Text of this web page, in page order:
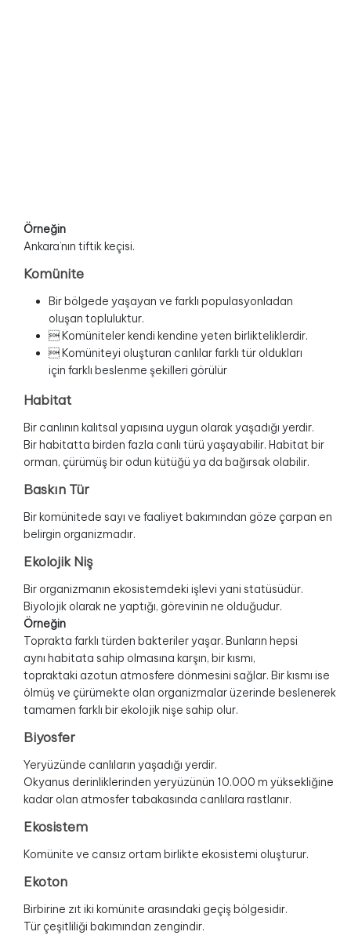
Örneğin
Ankara’nın tiftik keçisi.
Komünite
Bir bölgede yaşayan ve farklı populasyonladan
oluşan topluluktur.
 Komüniteler kendi kendine yeten birlikteliklerdir.
 Komüniteyi oluşturan canlılar farklı tür oldukları
için farklı beslenme şekilleri görülür
Habitat
Bir canlının kalıtsal yapısına uygun olarak yaşadığı yerdir.
Bir habitatta birden fazla canlı türü yaşayabilir. Habitat bir
orman, çürümüş bir odun kütüğü ya da bağırsak olabilir.
Baskın Tür
Bir komünitede sayı ve faaliyet bakımından göze çarpan en
belirgin organizmadır.
Ekolojik Niş
Bir organizmanın ekosistemdeki işlevi yani statüsüdür.
Biyolojik olarak ne yaptığı, görevinin ne olduğudur.
Örneğin
Toprakta farklı türden bakteriler yaşar. Bunların hepsi
aynı habitata sahip olmasına karşın, bir kısmı,
topraktaki azotun atmosfere dönmesini sağlar. Bir kısmı ise
ölmüş ve çürümekte olan organizmalar üzerinde beslenerek
tamamen farklı bir ekolojik nişe sahip olur.
Biyosfer
Yeryüzünde canlıların yaşadığı yerdir.
Okyanus derinliklerinden yeryüzünün 10.000 m yüksekliğine
kadar olan atmosfer tabakasında canlılara rastlanır.
Ekosistem
Komünite ve cansız ortam birlikte ekosistemi oluşturur.
Ekoton
Birbirine zıt iki komünite arasındaki geçiş bölgesidir.
Tür çeşitliliği bakımından zengindir.